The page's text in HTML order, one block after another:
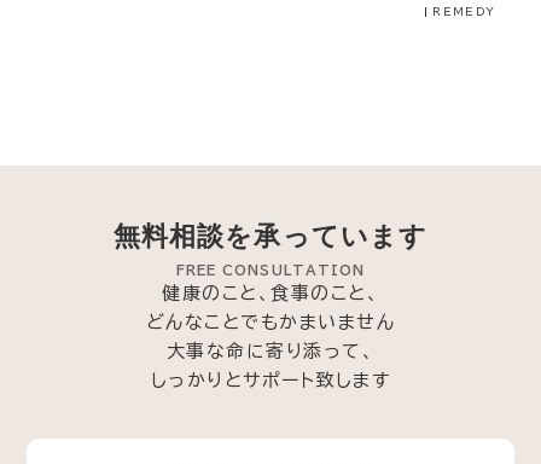
REMEDY
無料相談を承っています
FREE CONSULTATION
健康のこと、食事のこと、
どんなことでもかまいません
大事な命に寄り添って、
しっかりとサポート致します